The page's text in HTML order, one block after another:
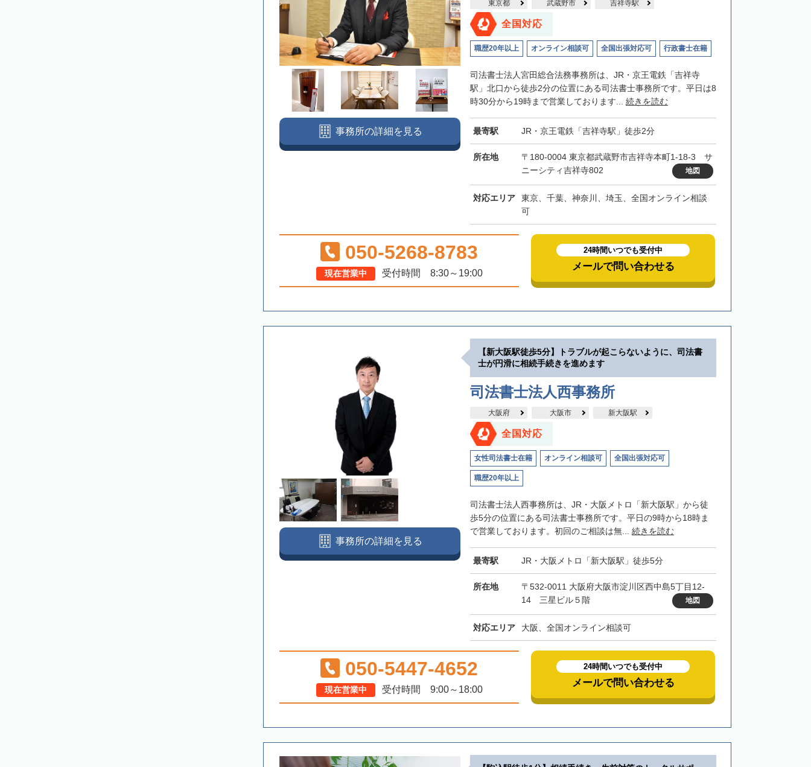
東京都 武蔵野市 吉祥寺駅
全国対応
職歴20年以上 オンライン相談可 全国出張対応可 行政書士在籍
司法書士法人宮田総合法務事務所は、JR・京王電鉄「吉祥寺
駅」北口から徒歩2分の位置にある司法書士事務所です。平日は8
時30分から19時まで営業しております... 続きを読む
最寄駅 JR・京王電鉄「吉祥寺駅」徒歩2分
所在地
〒180-0004 東京都武蔵野市吉祥寺本町1-18-3 サ
ニーシティ吉祥寺802
地図
対応エリア
東京、千葉、神奈川、埼玉、全国オンライン相談
可
事務所の詳細を見る
050-5268-8783
現在営業中 受付時間 8:30～19:00
24時間いつでも受付中
メールで問い合わせる
【新大阪駅徒歩5分】トラブルが起こらないように、司法書
士が円滑に相続手続きを進めます
司法書士法人西事務所
大阪府 大阪市 新大阪駅
全国対応
女性司法書士在籍 オンライン相談可 全国出張対応可
職歴20年以上
司法書士法人西事務所は、JR・大阪メトロ「新大阪駅」から徒
歩5分の位置にある司法書士事務所です。平日の9時から18時ま
で営業しております。初回のご相談は無... 続きを読む
最寄駅 JR・大阪メトロ「新大阪駅」徒歩5分
所在地
〒532-0011 大阪府大阪市淀川区西中島5丁目12-
14 三星ビル５階
地図
対応エリア 大阪、全国オンライン相談可
事務所の詳細を見る
050-5447-4652
現在営業中 受付時間 9:00～18:00
24時間いつでも受付中
メールで問い合わせる